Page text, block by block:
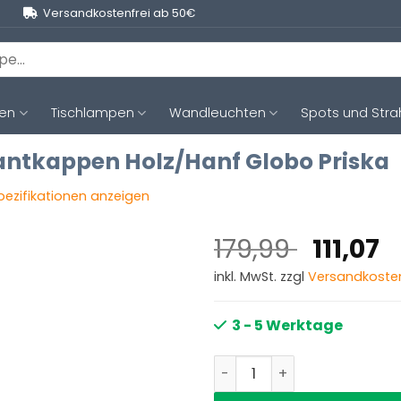
Versandkostenfrei ab 50€
Tischlampen Wandleuchten Spots und
Holz/Hanf Globo Priska
anzeigen
179,99
Preis
179,99 €
111,07
inkl. MwSt. zzgl
3 - 5 Werktage
Hängelampe schwarz 4